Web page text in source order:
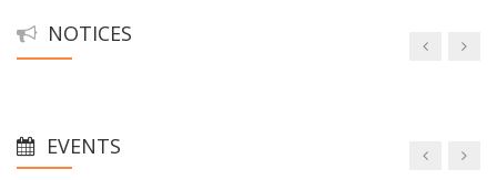
NOTICES
EVENTS